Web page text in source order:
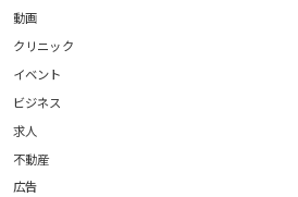
動画
クリニック
イベント
ビジネス
求人
不動産
広告